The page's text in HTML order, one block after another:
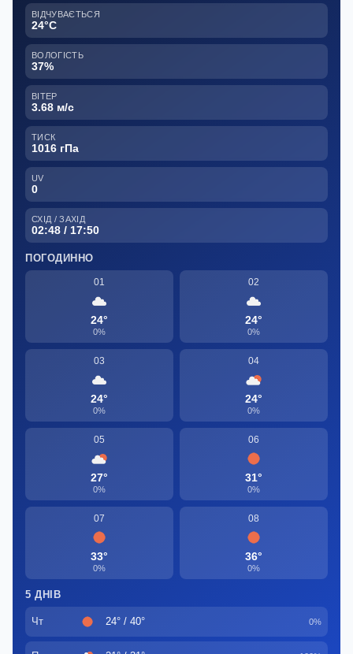
ВІДЧУВАЄТЬСЯ
24°C
ВОЛОГІСТЬ
37%
ВІТЕР
3.68 м/с
ТИСК
1016 гПа
UV
0
СХІД / ЗАХІД
02:48 / 17:50
ПОГОДИННО
01
24°
0%
02
24°
0%
03
24°
0%
04
24°
0%
05
27°
0%
06
31°
0%
07
33°
0%
08
36°
0%
5 ДНІВ
Чт 24° / 40° 0%